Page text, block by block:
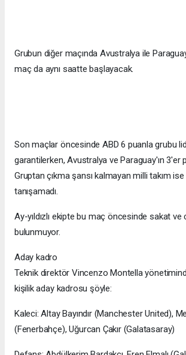
Grubun diğer maçında Avustralya ile
maç da aynı saatte başlayacak.
Son maçlar öncesinde ABD 6 puanla grubu
garantilerken, Avustralya ve Paraguay'ın 3'er
Gruptan çıkma şansı kalmayan milli takım
tanışamadı.
Ay-yıldızlı ekipte bu maç öncesinde sakat ve
bulunmuyor.
Aday kadro
Teknik direktör Vincenzo Montella
kişilik aday kadrosu şöyle:
Kaleci: Altay Bayındır (Manchester United),
(Fenerbahçe), Uğurcan Çakır (Galatasaray)